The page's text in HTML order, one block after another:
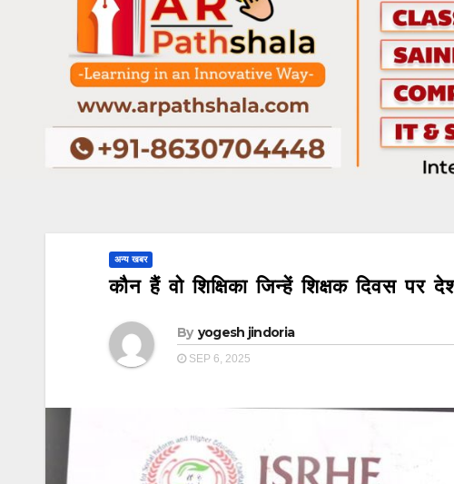
अन्य खबर
कौन हैं वो शिक्षिका जिन्हें शिक्षक दिवस पर
By yogesh jindoria
SEP 6, 2025